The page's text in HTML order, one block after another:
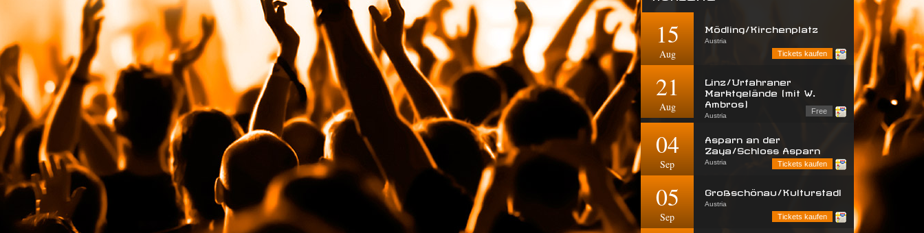
15
Aug
Mödling/Kirchenplatz
Austria
Tickets kaufen
21
Aug
Linz/Urfahraner
Marktgelände (mit W.
Ambros)
Austria
Free
04
Sep
Asparn an der
Zaya/Schloss Asparn
Austria
Tickets kaufen
05
Sep
Großschönau/Kulturstadl
Austria
Tickets kaufen